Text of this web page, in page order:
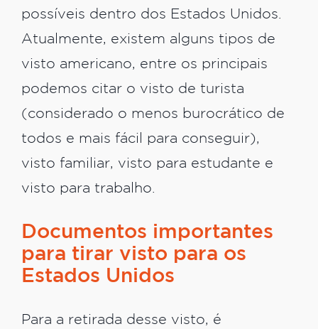
possíveis dentro dos Estados Unidos.
Atualmente, existem alguns tipos de
visto americano, entre os principais
podemos citar o visto de turista
(considerado o menos burocrático de
todos e mais fácil para conseguir),
visto familiar, visto para estudante e
visto para trabalho.
Documentos importantes
para tirar visto para os
Estados Unidos
Para a retirada desse visto, é